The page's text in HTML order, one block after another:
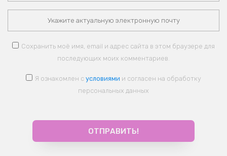
Сохранить моё имя, email и адрес сайта в этом браузере для
последующих моих комментариев.
Я ознакомлен с условиями и согласен на обработку
персональных данных